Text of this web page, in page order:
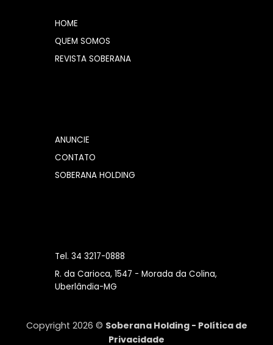
HOME
QUEM SOMOS
REVISTA SOBERANA
ANUNCIE
CONTATO
SOBERANA HOLDING
Tel. 34 3217-0888
R. da Carioca, 1547 - Morada da Colina,
Uberlândia-MG
Copyright 2026 © Soberana Holding - Política de
Privacidade